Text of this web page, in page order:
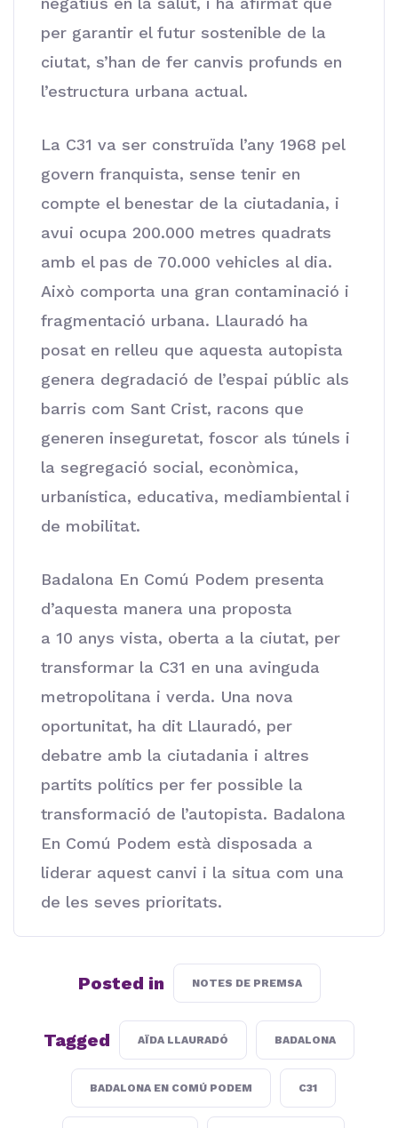
per garantir el futur sostenible de la
ciutat, s’han de fer canvis profunds en
l’estructura urbana actual.
La C31 va ser construïda l’any 1968 pel
govern franquista, sense tenir en
compte el benestar de la ciutadania, i
avui ocupa 200.000 metres quadrats
amb el pas de 70.000 vehicles al dia.
Això comporta una gran contaminació i
fragmentació urbana. Llauradó ha
posat en relleu que aquesta autopista
genera degradació de l’espai públic als
barris com Sant Crist, racons que
generen inseguretat, foscor als túnels i
la segregació social, econòmica,
urbanística, educativa, mediambiental i
de mobilitat.
Badalona En Comú Podem presenta
d’aquesta manera una proposta
a 10 anys vista, oberta a la ciutat, per
transformar la C31 en una avinguda
metropolitana i verda. Una nova
oportunitat, ha dit Llauradó, per
debatre amb la ciutadania i altres
partits polítics per fer possible la
transformació de l’autopista. Badalona
En Comú Podem està disposada a
liderar aquest canvi i la situa com una
de les seves prioritats.
Posted in NOTES DE PREMSA
Tagged AÏDA LLAURADÓ BADALONA
BADALONA EN COMÚ PODEM C31